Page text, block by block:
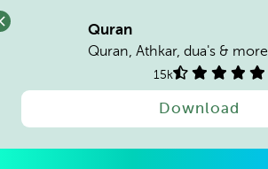
Quran
Quran, Athkar, dua's & more
15k
Download